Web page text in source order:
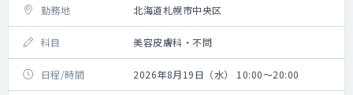
勤務地 北海道札幌市中央区
科目 美容皮膚科・不問
日程/時間 2026年8月19日（水） 10:00～20:00